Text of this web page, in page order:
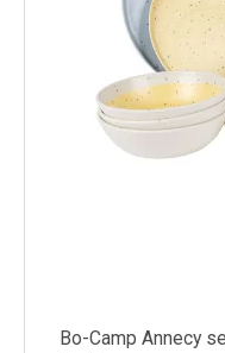
Bo-Camp Annecy